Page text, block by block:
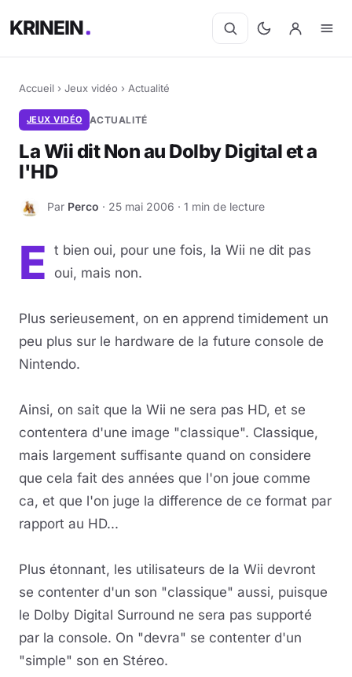
KRINEIN
Accueil › Jeux vidéo › Actualité
JEUX VIDÉO ACTUALITÉ
La Wii dit Non au Dolby Digital et a
l'HD
P Par Perco · 25 mai 2006 · 1 min de lecture
E t bien oui, pour une fois, la Wii ne dit pas
oui, mais non.
Plus serieusement, on en apprend timidement un
peu plus sur le hardware de la future console de
Nintendo.
Ainsi, on sait que la Wii ne sera pas HD, et se
contentera d'une image "classique". Classique,
mais largement suffisante quand on considere
que cela fait des années que l'on joue comme
ca, et que l'on juge la difference de ce format par
rapport au HD...
Plus étonnant, les utilisateurs de la Wii devront
se contenter d'un son "classique" aussi, puisque
le Dolby Digital Surround ne sera pas supporté
par la console. On "devra" se contenter d'un
"simple" son en Stéreo.